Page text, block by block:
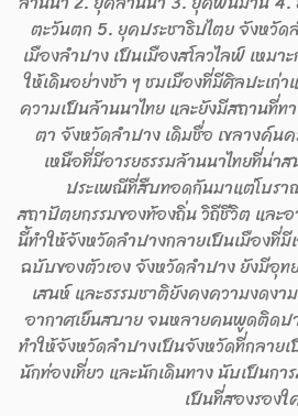
ตะวันตก 5. ยุคประชาธิปไตย จังหวัด
เมืองลำปาง เป็นเมืองสโลวไลฟ์ เหม
ให้เดินอย่างช้า ๆ ชมเมืองที่มีศิลปะเก่
ความเป็นล้านนาไทย และยังมีสถานที่ท
ตา จังหวัดลำปาง เดิมชื่อ เขลางค์น
เหนือที่มีอารยธรรมล้านนาไทยที่น่า
ประเพณีที่สืบทอดกันมาแต่โบรา
สถาปัตยกรรมของท้องถิ่น วิถีชีวิต และ
นี้ทำให้จังหวัดลำปางกลายเป็นเมืองที่
ฉบับของตัวเอง จังหวัดลำปาง ยังมีอุ
เสนห์ และธรรมชาติยังคงความงดง
อากาศเย็นสบาย จนหลายคนพูดติดป
ทำให้จังหวัดลำปางเป็นจังหวัดที่กลาย
นักท่องเที่ยว และนักเดินทาง นับเป็นกา
เป็นที่สองรองใ